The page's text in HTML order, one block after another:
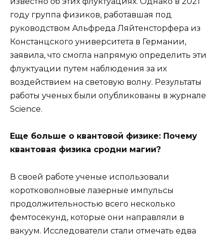
году группа физиков, работавшая под
руководством Альфреда Ляйтенсторфера из
Констанцского университета в Германии,
заявила, что смогла напрямую определить эти
флуктуации путем наблюдения за их
воздействием на световую волну. Результаты
работы ученых были опубликованы в журнале
Science.
Еще больше о квантовой физике: Почему
квантовая физика сродни магии?
В своей работе ученые использовали
коротковолновые лазерные импульсы
продолжительностью всего несколько
фемтосекунд, которые они направляли в
вакуум. Исследователи стали отмечать едва